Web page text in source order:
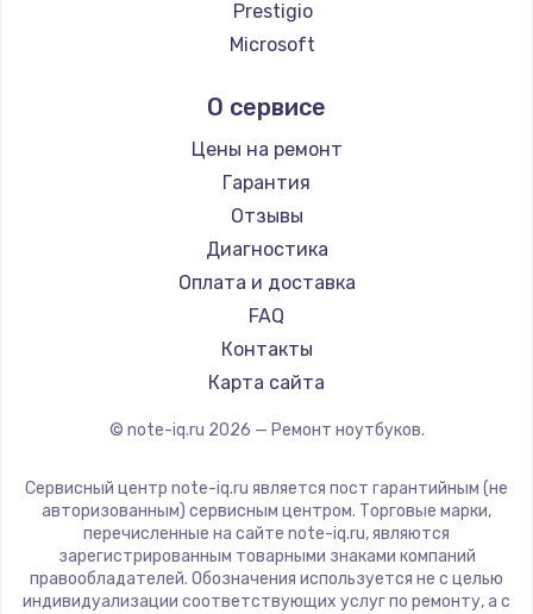
Ремонт ноутбуков Google
Ремонт ноутбуков Echips
Ремонт ноутбуков Predator
Ремонт ноутбуков iru
Ремонт ноутбуков Machenike
Ремонт ноутбуков DEXP
Ремонт ноутбуков Teclast
Ремонт ноутбуков CHUWI
Ремонт ноутбуков Colorful
Prestigio
Microsoft
Aquarius
Gigabyte
Aorus
Maibenben
Getac
Epson
Philips
LG
Panasonic
ZTE
Hiper
Evga
О сервисе
Цены на ремонт
Гарантия
Отзывы
Диагностика
Оплата и доставка
FAQ
Контакты
Карта сайта
© note-iq.ru 2026 — Ремонт ноутбуков.
Сервисный центр note-iq.ru является пост гарантийным (не
авторизованным) сервисным центром. Торговые марки,
перечисленные на сайте note-iq.ru, являются
зарегистрированным товарными знаками компаний
правообладателей. Обозначения используется не с целью
индивидуализации соответствующих услуг по ремонту, а с